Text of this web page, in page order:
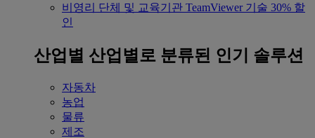
비영리 단체 및 교육기관 TeamViewer 기술 30% 할
인
산업별 산업별로 분류된 인기 솔루션
자동차
농업
물류
제조